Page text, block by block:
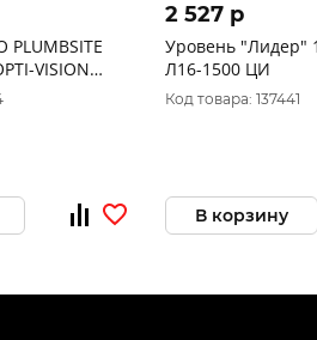
PLUMBSITE
VISION
2 527 p
Уровень "Лидер"
Л16-1500 ЦИ
Код товара: 137441
В корзину